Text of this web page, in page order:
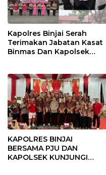
Kapolres Binjai Serah
Terimakan Jabatan Kasat
Binmas Dan Kapolsek
KAPOLRES BINJAI
BERSAMA PJU DAN
KAPOLSEK KUNJUNGI